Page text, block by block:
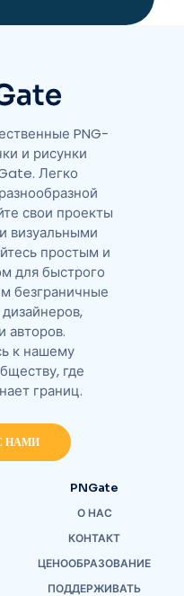
PNG-
и рисунки
Легко
свои проекты
визуальными
простым и
для быстрого
безграничные
авторов.
к нашему
где
границ.
НАМИ
PNGate
О НАС
КОНТАКТ
ЦЕНООБРАЗОВАНИЕ
ПОДДЕРЖИВАТЬ